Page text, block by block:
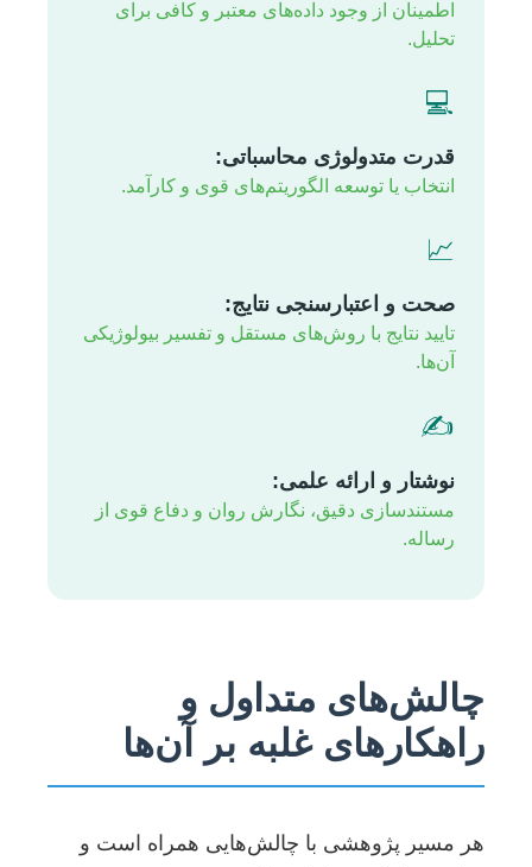
اطمینان از وجود داده‌های معتبر و کافی برای
تحلیل.
💻
قدرت متدولوژی محاسباتی:
انتخاب یا توسعه الگوریتم‌های قوی و کارآمد.
📈
صحت و اعتبارسنجی نتایج:
تایید نتایج با روش‌های مستقل و تفسیر بیولوژیکی
آن‌ها.
✍️
نوشتار و ارائه علمی:
مستندسازی دقیق، نگارش روان و دفاع قوی از
رساله.
چالش‌های متداول و
راهکارهای غلبه بر آن‌ها
هر مسیر پژوهشی با چالش‌هایی همراه است و